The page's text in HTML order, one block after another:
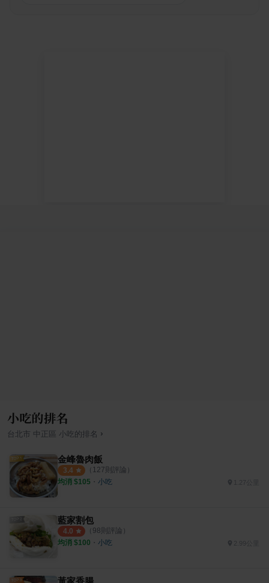
小吃的排名
台北市 中正區 小吃 的排名 ›
金峰魯肉飯
3.4 （ 127則評論）
均消 $105 ・ 小吃
藍家割包
4.0 （ 98則評論）
均消 $100 ・ 小吃